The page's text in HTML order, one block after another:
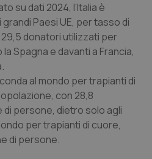
su dati 2024, l’Italia è
Paesi UE, per tasso di
donatori utilizzati per
Spagna e davanti a Francia,
al mondo per trapianti di
con 28,8
persone, dietro solo agli
per trapianti di cuore,
di persone.